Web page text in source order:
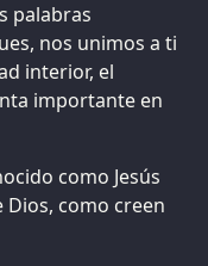
palabras
nos unimos a ti
interior, el
importante en
como Jesús
como creen